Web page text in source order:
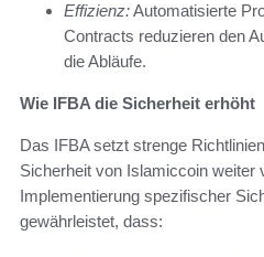
Effizienz:Automatisierte
Contracts reduzieren den
die Abläufe.
Wie IFBA die Sicherheit erhöht
Das IFBA setzt strenge
Sicherheit von Islamiccoin weiter
Implementierung spezifischer
gewährleistet, dass: